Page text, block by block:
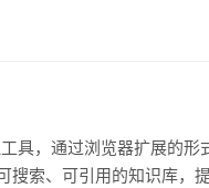
具，通过浏览器扩展的
搜索、可引用的知识库，